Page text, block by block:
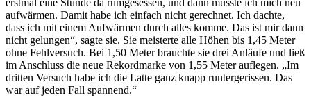
erstmal eine Stunde da rumgesessen, und dann musste ich mich neu
aufwärmen. Damit habe ich einfach nicht gerechnet. Ich dachte,
dass ich mit einem Aufwärmen durch alles komme. Das ist mir dann
nicht gelungen“, sagte sie. Sie meisterte alle Höhen bis 1,45 Meter
ohne Fehlversuch. Bei 1,50 Meter brauchte sie drei Anläufe und ließ
im Anschluss die neue Rekordmarke von 1,55 Meter auflegen. „Im
dritten Versuch habe ich die Latte ganz knapp runtergerissen. Das
war auf jeden Fall spannend.“